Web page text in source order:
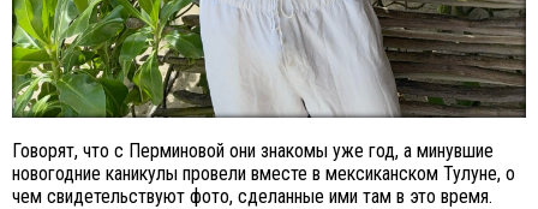
Говорят, что с Перминовой они знакомы уже год, а минувшие
новогодние каникулы провели вместе в мексиканском Тулуне, о
чем свидетельствуют фото, сделанные ими там в это время.